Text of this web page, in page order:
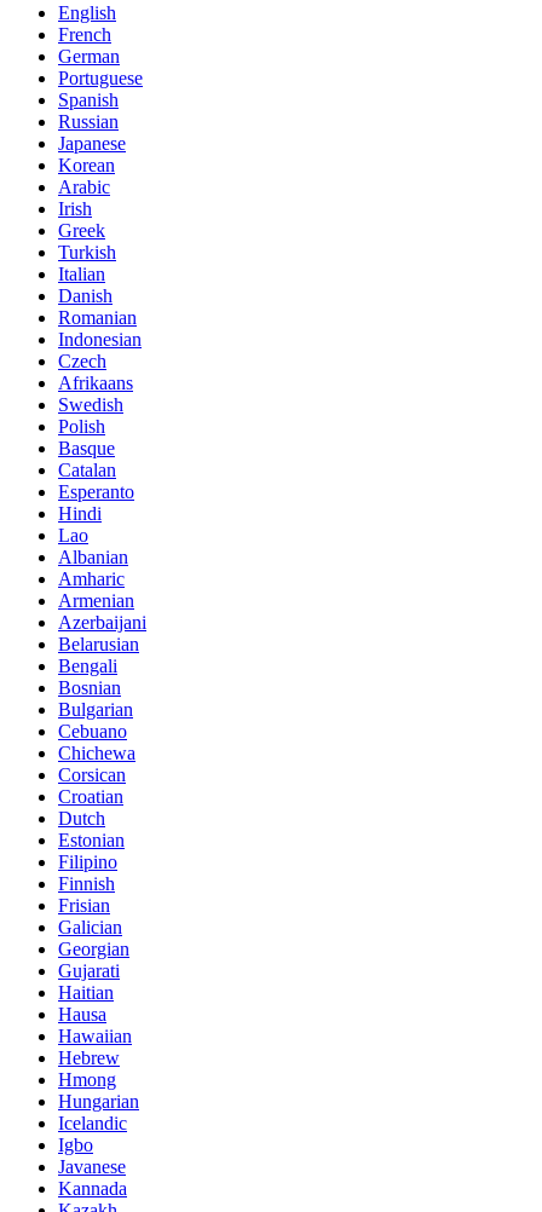
English
French
German
Portuguese
Spanish
Russian
Japanese
Korean
Arabic
Irish
Greek
Turkish
Italian
Danish
Romanian
Indonesian
Czech
Afrikaans
Swedish
Polish
Basque
Catalan
Esperanto
Hindi
Lao
Albanian
Amharic
Armenian
Azerbaijani
Belarusian
Bengali
Bosnian
Bulgarian
Cebuano
Chichewa
Corsican
Croatian
Dutch
Estonian
Filipino
Finnish
Frisian
Galician
Georgian
Gujarati
Haitian
Hausa
Hawaiian
Hebrew
Hmong
Hungarian
Icelandic
Igbo
Javanese
Kannada